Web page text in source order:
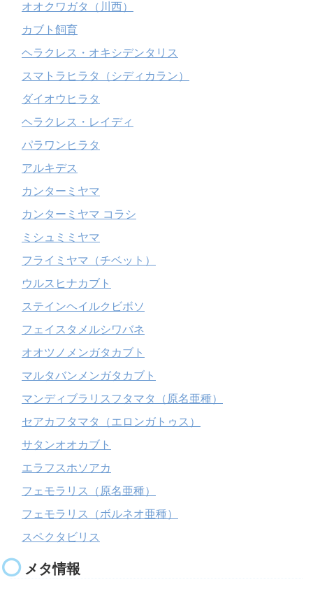
オオクワガタ（川西）
カブト飼育
ヘラクレス・オキシデンタリス
スマトラヒラタ（シディカラン）
ダイオウヒラタ
ヘラクレス・レイディ
パラワンヒラタ
アルキデス
カンターミヤマ
カンターミヤマ コラシ
ミシュミミヤマ
フライミヤマ（チベット）
ウルスヒナカブト
ステインヘイルクビボソ
フェイスタメルシワバネ
オオツノメンガタカブト
マルタバンメンガタカブト
マンディブラリスフタマタ（原名亜種）
セアカフタマタ（エロンガトゥス）
サタンオオカブト
エラフスホソアカ
フェモラリス（原名亜種）
フェモラリス（ボルネオ亜種）
スペクタビリス
メタ情報